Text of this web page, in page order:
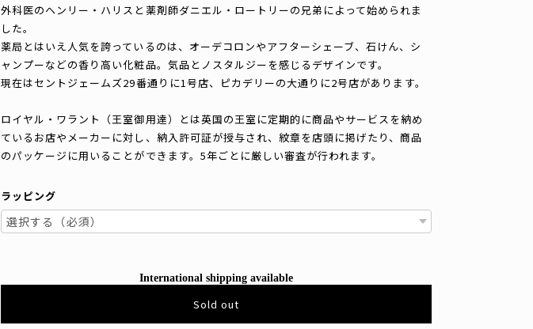
外科医のヘンリー・ハリスと薬剤師ダニエル・ロートリーの兄弟によって始められま
した。
薬局とはいえ人気を誇っているのは、オーデコロンやアフターシェーブ、石けん、シ
ャンプーなどの香り高い化粧品。気品とノスタルジーを感じるデザインです。
現在はセントジェームズ29番通りに1号店、ピカデリーの大通りに2号店があります。
ロイヤル・ワラント（王室御用達）とは英国の王室に定期的に商品やサービスを納め
ているお店やメーカーに対し、納入許可証が授与され、紋章を店頭に掲げたり、商品
のパッケージに用いることができます。5年ごとに厳しい審査が行われます。
ラッピング
International shipping available
Sold out